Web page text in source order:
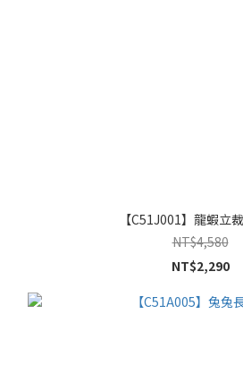
【C51J001】龍蝦立
NT$4,580
NT$2,290